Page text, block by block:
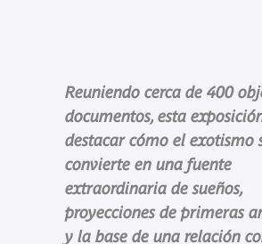
Reuniendo cerca de 400
documentos, esta
destacar cómo el exotismo
convierte en una fuente
extraordinaria de sueños,
proyecciones de primeras
y la base de una relación